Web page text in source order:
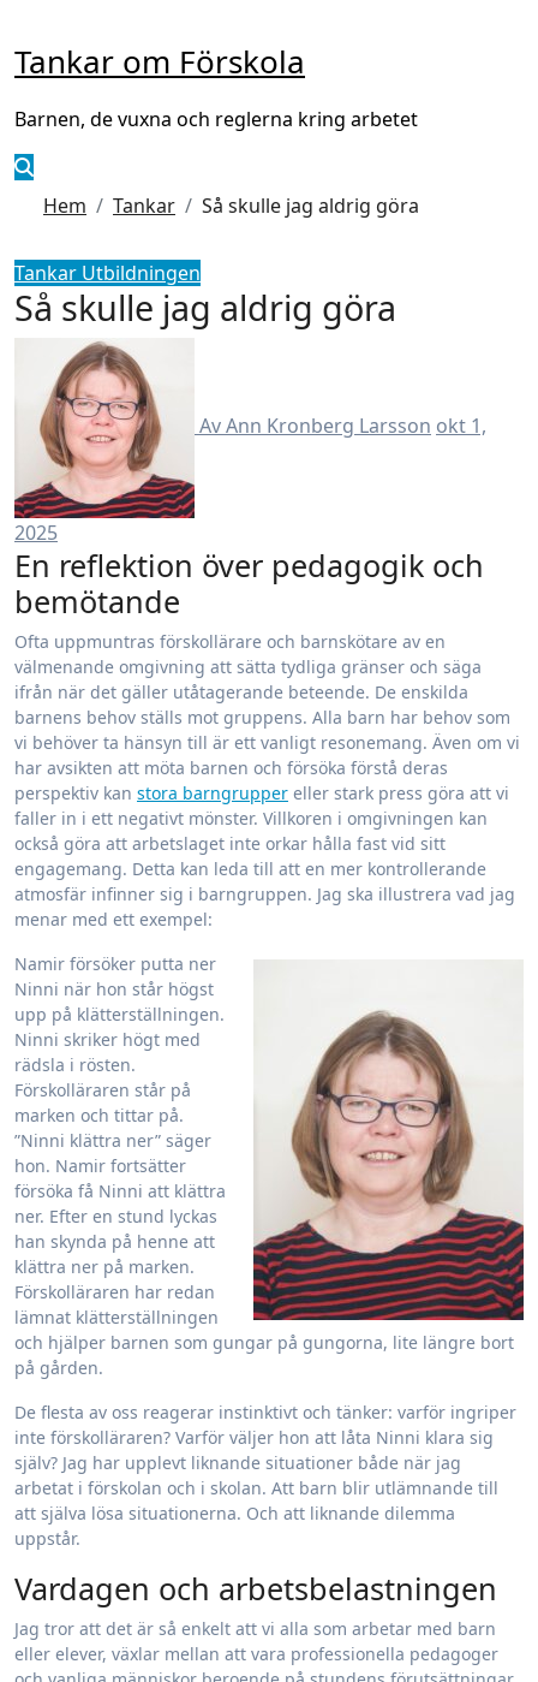
innehåll
Tankar om Förskola
Barnen, de vuxna och reglerna kring arbetet
Hem Tankar Så skulle jag aldrig göra
Tankar Utbildningen
Så skulle jag aldrig göra
Av Ann Kronberg Larsson okt 1,
2025
En reflektion över pedagogik och
bemötande
Ofta uppmuntras förskollärare och barnskötare av en
välmenande omgivning att sätta tydliga gränser och säga
ifrån när det gäller utåtagerande beteende. De enskilda
barnens behov ställs mot gruppens. Alla barn har behov som
vi behöver ta hänsyn till är ett vanligt resonemang. Även om vi
har avsikten att möta barnen och försöka förstå deras
perspektiv kan stora barngrupper eller stark press göra att vi
faller in i ett negativt mönster. Villkoren i omgivningen kan
också göra att arbetslaget inte orkar hålla fast vid sitt
engagemang. Detta kan leda till att en mer kontrollerande
atmosfär infinner sig i barngruppen. Jag ska illustrera vad jag
menar med ett exempel:
Namir försöker putta ner
Ninni när hon står högst
upp på klätterställningen.
Ninni skriker högt med
rädsla i rösten.
Förskolläraren står på
marken och tittar på.
”Ninni klättra ner” säger
hon. Namir fortsätter
försöka få Ninni att klättra
ner. Efter en stund lyckas
han skynda på henne att
klättra ner på marken.
Förskolläraren har redan
lämnat klätterställningen
och hjälper barnen som gungar på gungorna, lite längre bort
på gården.
De flesta av oss reagerar instinktivt och tänker: varför ingriper
inte förskolläraren? Varför väljer hon att låta Ninni klara sig
själv? Jag har upplevt liknande situationer både när jag
arbetat i förskolan och i skolan. Att barn blir utlämnande till
att själva lösa situationerna. Och att liknande dilemma
uppstår.
Vardagen och arbetsbelastningen
Jag tror att det är så enkelt att vi alla som arbetar med barn
eller elever, växlar mellan att vara professionella pedagoger